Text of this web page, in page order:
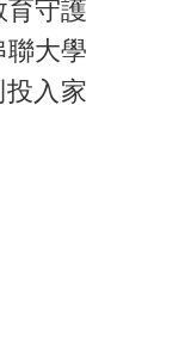
育守護
聯大學
入家